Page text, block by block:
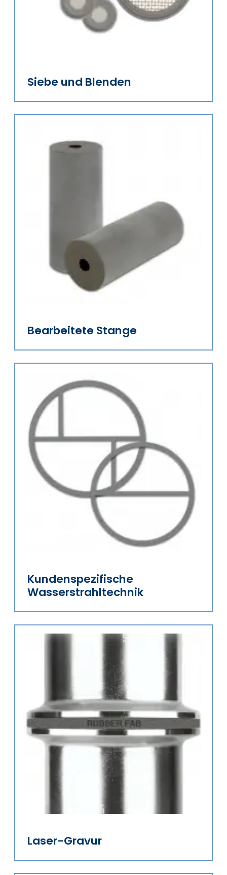
Siebe und Blenden
Bearbeitete Stange
Kundenspezifische
Wasserstrahltechnik
Laser-Gravur